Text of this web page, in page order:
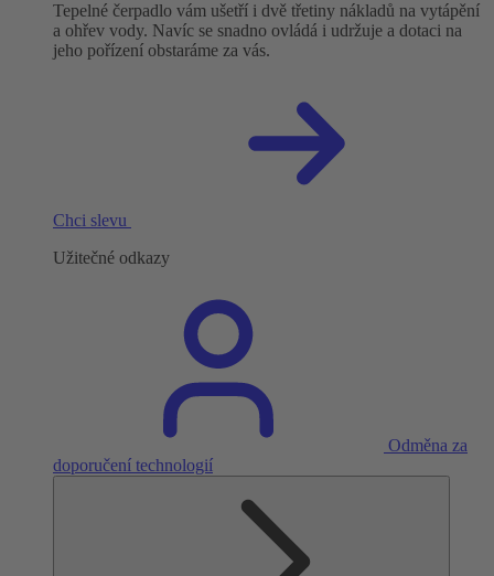
Tepelné čerpadlo vám ušetří i dvě třetiny nákladů na vytápění
a ohřev vody. Navíc se snadno ovládá i udržuje a dotaci na
jeho pořízení obstaráme za vás.
Chci slevu
Užitečné odkazy
Odměna za
doporučení technologií